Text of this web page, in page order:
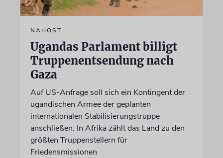
NAHOST
Ugandas Parlament billigt
Truppenentsendung nach
Gaza
Auf US-Anfrage soll sich ein Kontingent der
ugandischen Armee der geplanten
internationalen Stabilisierungstruppe
anschließen. In Afrika zählt das Land zu den
größten Truppenstellern für
Friedensmissionen